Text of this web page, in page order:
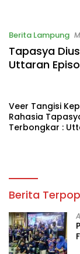
Berita Lampung
Tapasya
Uttaran
Veer Tangisi
Rahasia
Terbongkar :
Berita